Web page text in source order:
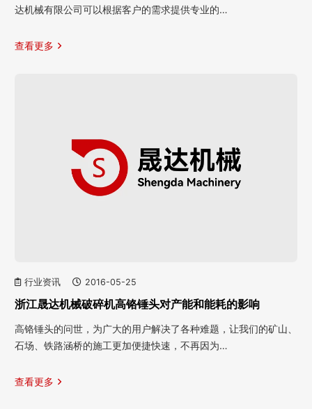
达机械有限公司可以根据客户的需求提供专业的…
查看更多
行业资讯 2016-05-25
浙江晟达机械破碎机高铬锤头对产能和能耗的影响
高铬锤头的问世，为广大的用户解决了各种难题，让我们的矿山、
石场、铁路涵桥的施工更加便捷快速，不再因为…
查看更多